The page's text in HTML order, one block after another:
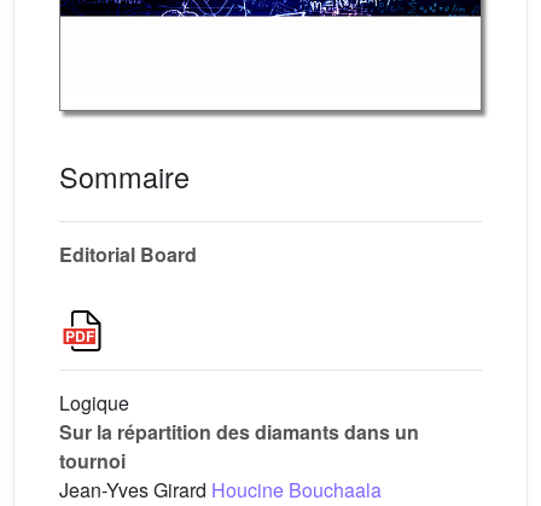
Sommaire
Editorial Board
Logique
Sur la répartition des diamants dans un
tournoi
Jean-Yves Girard Houcine Bouchaala